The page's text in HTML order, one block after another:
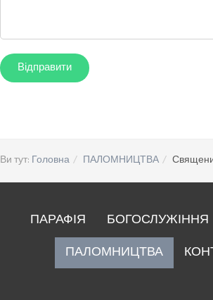
Ви тут: Головна ПАЛОМНИЦТВА
ПАРАФІЯ БОГОСЛУЖІННЯ
ПАЛОМНИЦТВА